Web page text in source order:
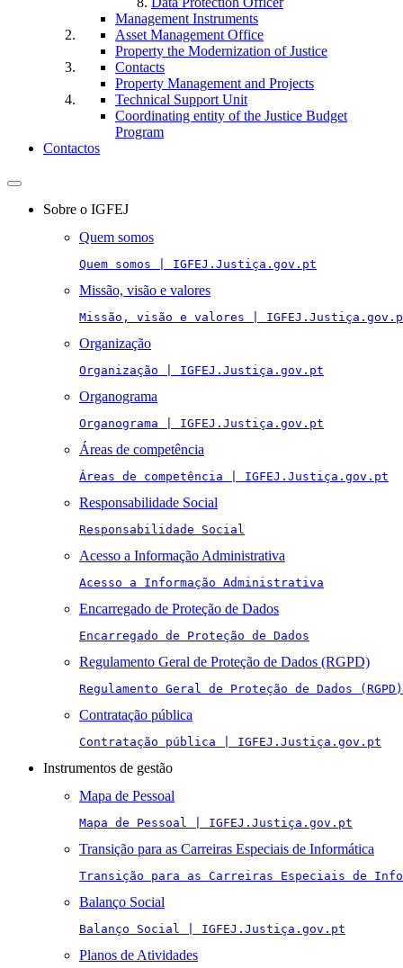
Management Instruments
Asset Management Office
Property the Modernization of Justice
Contacts
Property Management and Projects
Technical Support Unit
Coordinating entity of the Justice Budget
Program
Contactos
Toggle
navigationSobre o IGFEJ
Quem somos
Quem somos | IGFEJ.Justiça.gov.pt
Missão, visão e valores
Missão, visão e valores |
Organização
Organização | IGFEJ.Justiça.gov.pt
Organograma
Organograma | IGFEJ.Justiça.gov.pt
Áreas de competência
Áreas de competência | IGFEJ.Justiça.gov.pt
Responsabilidade Social
Responsabilidade Social
Acesso a Informação Administrativa
Acesso a Informação Administrativa
Encarregado de Proteção de Dados
Encarregado de Proteção de Dados
Regulamento Geral de Proteção de Dados (RGPD)
Regulamento Geral de Proteção de Dados (RGPD)
Contratação pública
Contratação pública | IGFEJ.Justiça.gov.pt
Instrumentos de gestão
Mapa de Pessoal
Mapa de Pessoal | IGFEJ.Justiça.gov.pt
Transição para as Carreiras Especiais de Informática
Transição para as Carreiras Especiais de
Balanço Social
Balanço Social | IGFEJ.Justiça.gov.pt
Planos de Atividades